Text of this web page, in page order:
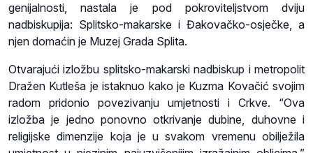
genijalnosti, nastala je pod pokroviteljstvom dviju
nadbiskupija: Splitsko-makarske i Đakovačko-osječke, a
njen domaćin je Muzej Grada Splita.
Otvarajući izložbu splitsko-makarski nadbiskup i metropolit
Dražen Kutleša je istaknuo kako je Kuzma Kovačić svojim
radom pridonio povezivanju umjetnosti i Crkve. “Ova
izložba je jedno ponovno otkrivanje dubine, duhovne i
religijske dimenzije koja je u svakom vremenu obilježila